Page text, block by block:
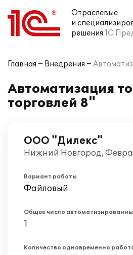
Отраслевые
и
решения
Главная Внедрения
Автоматизация
торговлей 8"
ООО "Дилекс"
Нижний Новгород,
Вариант работы
Файловый
Общее число
1
Количество одновременно